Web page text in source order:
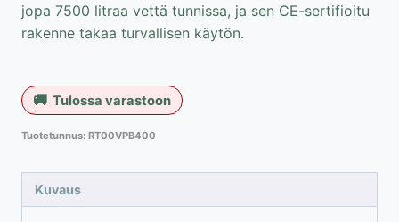
jopa 7500 litraa vettä tunnissa, ja sen CE-sertifioitu
rakenne takaa turvallisen käytön.
Tulossa varastoon
Tuotetunnus: RT00VPB400
Kuvaus